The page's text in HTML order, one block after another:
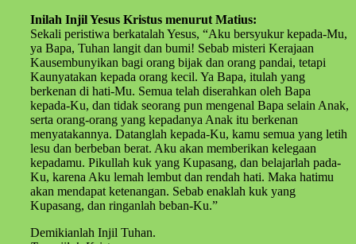
Inilah Injil Yesus Kristus menurut Matius:
Sekali peristiwa berkatalah Yesus, “Aku bersyukur kepada-Mu,
ya Bapa, Tuhan langit dan bumi! Sebab misteri Kerajaan
Kausembunyikan bagi orang bijak dan orang pandai, tetapi
Kaunyatakan kepada orang kecil. Ya Bapa, itulah yang
berkenan di hati-Mu. Semua telah diserahkan oleh Bapa
kepada-Ku, dan tidak seorang pun mengenal Bapa selain Anak,
serta orang-orang yang kepadanya Anak itu berkenan
menyatakannya. Datanglah kepada-Ku, kamu semua yang letih
lesu dan berbeban berat. Aku akan memberikan kelegaan
kepadamu. Pikullah kuk yang Kupasang, dan belajarlah pada-
Ku, karena Aku lemah lembut dan rendah hati. Maka hatimu
akan mendapat ketenangan. Sebab enaklah kuk yang
Kupasang, dan ringanlah beban-Ku.”
Demikianlah Injil Tuhan.